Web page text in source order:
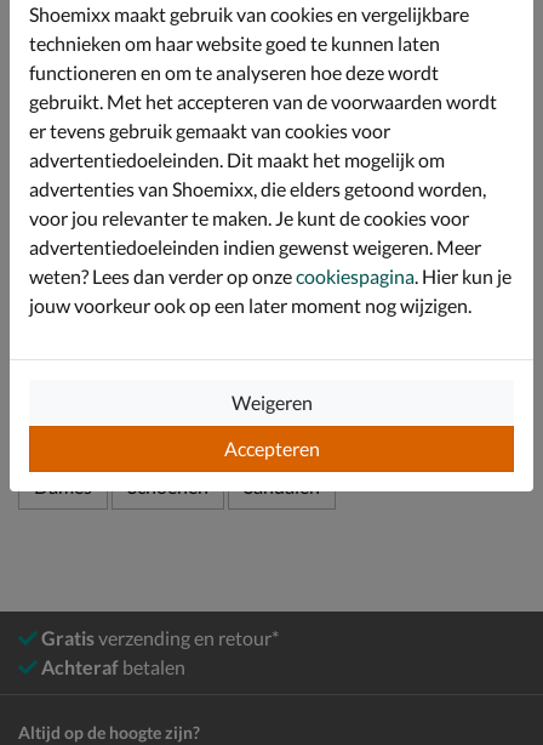
De banden zijn van binnen ook afgewerkt met leer. Dit
biedt een fijn draaggevoel en heeft een goede vocht-en
warmteregulatie.
Bevat het HighSoft voetbed met leren bekleding. Dit
voetbed biedt de juiste steun en een fijne demping. Het
voetbed is tevens uitneembaar, wat de sandaal ook
geschikt maakt voor steunzolen.
Voorzien van een lichtgewicht rubberen loopzool.
Specificaties
Over Ara
Bekijk meer
Dames Schoenen Sandalen
Gratisverzending en retour*
Achteraf betalen
Altijd op de hoogte zijn?
Shoemixx maakt gebruik van cookies en vergelijkbare
technieken om haar website goed te kunnen laten
functioneren en om te analyseren hoe deze wordt
gebruikt. Met het accepteren van de voorwaarden wordt
er tevens gebruik gemaakt van cookies voor
advertentiedoeleinden. Dit maakt het mogelijk om
advertenties van Shoemixx, die elders getoond worden,
voor jou relevanter te maken. Je kunt de cookies voor
advertentiedoeleinden indien gewenst weigeren. Meer
weten? Lees dan verder op onzecookiespagina . Hier kun je
jouw voorkeur ook op een later moment nog wijzigen.
Accepteren
Weigeren